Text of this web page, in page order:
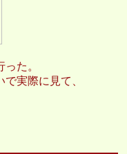
た。
実際に見て、